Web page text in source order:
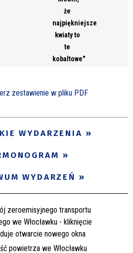
że
najpiękniejsze
kwiaty to
te
kobaltowe"
zestawienie w pliku PDF
WYDARZENIA
WYDARZEŃ